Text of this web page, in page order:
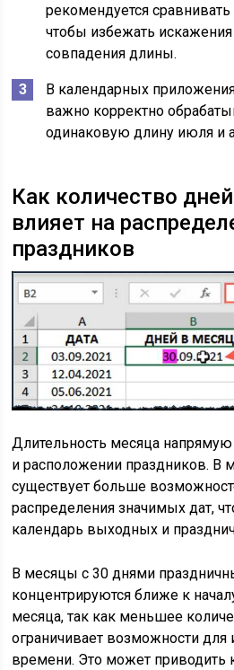
рекомендуется сравнивать
чтобы избежать
совпадения длины.
В календарных
важно корректно
одинаковую длину июля и
Как количество
влияет на
праздников
Длительность месяца напрямую
и расположении праздников. В
существует больше
распределения значимых дат,
календарь выходных и
В месяцы с 30 днями
концентрируются ближе к
месяца, так как меньшее
ограничивает возможности для
времени. Это может приводить